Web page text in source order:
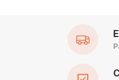
Cremes de referência
Notas de confeitaria
: